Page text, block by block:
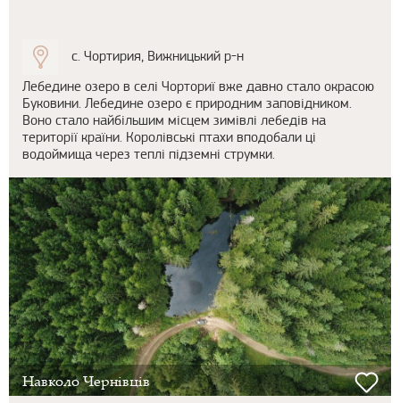
с. Чортирия, Вижницький р-н
Лебедине озеро в селі Чорториї вже давно стало окрасою
Буковини. Лебедине озеро є природним заповідником.
Воно стало найбільшим місцем зимівлі лебедів на
території країни. Королівські птахи вподобали ці
водоймища через теплі підземні струмки.
Навколо Чернівців